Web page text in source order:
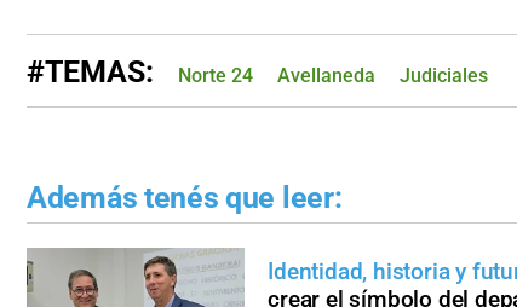
#TEMAS: Norte 24 Avellaneda Judiciales
Además tenés que leer:
Identidad, historia y
crear el símbolo del